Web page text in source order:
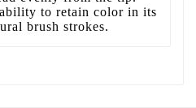
to retain color in its
brush strokes.